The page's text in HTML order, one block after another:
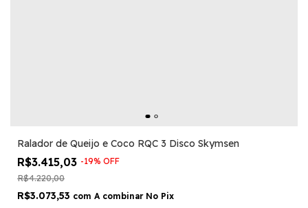
Ralador de Queijo e Coco RQC 3 Disco Skymsen
R$3.415,03 -19% OFF
R$4.220,00
R$3.073,53 com A combinar No Pix